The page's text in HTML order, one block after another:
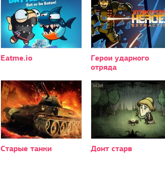
Eatme.io
Герои ударного
отряда
Старые танки Донт старв